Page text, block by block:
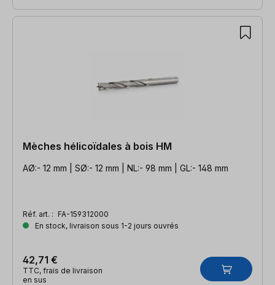
Mèches hélicoïdales à bois HM
AØ:- 12 mm | SØ:- 12 mm | NL:- 98 mm | GL:- 148 mm
Réf. art. : FA-159312000
En stock, livraison sous 1-2 jours ouvrés
42,71 €
TTC, frais de livraison
en sus